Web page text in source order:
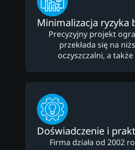
Minimalizacja ryzyka
Precyzyjny projekt
przekłada się na
oczyszczalni, a
Doświadczenie i
Firma działa od 2002